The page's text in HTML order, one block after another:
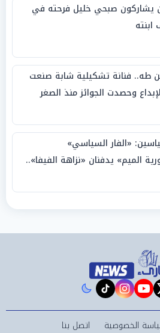
يشاركون صبحي خليل فرحته في
طه.. فنانة تشكيلية شابة صنعت
وحصدت الجوائز منذ الصغر
«الفار السياسي»
الميم» يدفنان «نزاهة الفيفا»..
youtube
instagram
tiktok
الخصوصية اتصل بنا